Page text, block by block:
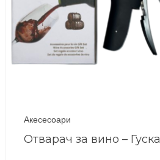
Акесесоари
Отварач за вино – Гуска